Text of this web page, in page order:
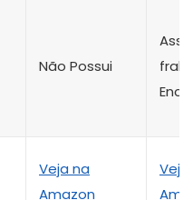
Não Possui
Veja na
Amazon
Veja